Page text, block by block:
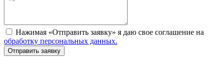
Нажимая «Отправить заявку» я даю свое соглашение на
обработку персональных данных.